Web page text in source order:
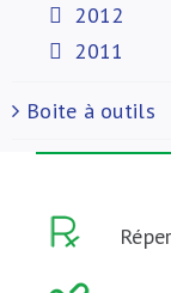
2012
2011
Boite à outils